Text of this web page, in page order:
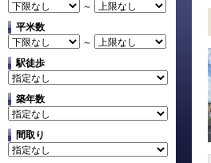
～
平米数
～
駅徒歩
築年数
間取り